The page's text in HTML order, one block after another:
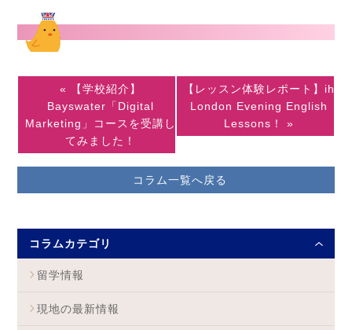
« 【学校紹介】
Bayswater「Digital
Marketing」コースを受講し
てみました！
コラム一覧へ戻る
【レッスン体験レポート】ih
London Evening English
Lessons！ »
コラムカテゴリ
留学情報
現地の最新情報